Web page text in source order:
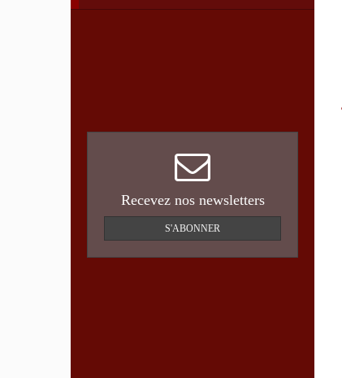
Recevez nos newsletters
S'ABONNER